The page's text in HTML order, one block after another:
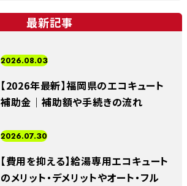
最新記事
2026.08.03
【2026年最新】福岡県のエコキュート
補助金｜補助額や手続きの流れ
2026.07.30
【費用を抑える】給湯専用エコキュート
のメリット・デメリットやオート・フル